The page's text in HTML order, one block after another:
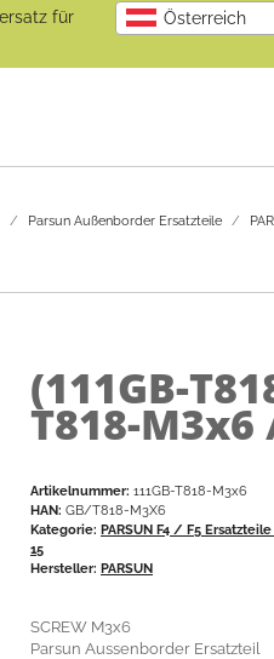
für
Österreich
Parsun Außenborder Ersatzteile
(111GB-
T818-
Artikelnummer: 111GB-T818-M3x6
HAN: GB/T818-M3X6
Kategorie: PARSUN F4 / F5 Ersatzteile
15
Hersteller: PARSUN
SCREW M3x6
Parsun Aussenborder Ersatzteil